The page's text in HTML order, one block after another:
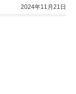
2024年11月21日